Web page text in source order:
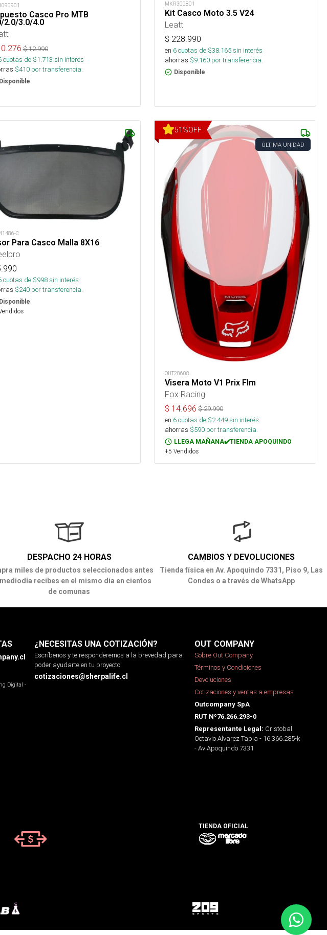
Casco Pro MTB
2.0/3.0/4.0
$12.990
cuotas de $1.713 sin interés
$410por transferencia.
Disponible
MKR300801
Kit Casco Moto 3.5 V24
Leatt
$ 228.990
en 6cuotas de $38.165sin interés
ahorras $9.160 por transferencia.
Disponible
C
Para Casco Malla 8X16
cuotas de $998sin interés
$240por transferencia.
Disponible
51 %OFF
ÚLTIMA UNIDAD
OUT28608
Visera Moto V1 Prix Flm
Fox Racing
$ 14.696 $29.990
en 6cuotas de $2.449sin interés
ahorras $590 por transferencia.
LLEGA MAÑANA✔️TIENDA APOQUINDO
+5 Vendidos
DESPACHO 24 HORAS
miles de productos seleccionados antes
recibes en el mismo día en cientos
de comunas
CAMBIOS Y DEVOLUCIONES
Tienda física en Av. Apoquindo 7331, Piso 9, Las
Condes o a través de WhatsApp
Digital -
¿NECESITAS UNA COTIZACIÓN?
Escríbenos y te responderemos a la brevedad para
poder ayudarte en tu proyecto.
cotizaciones@sherpalife.cl
OUT COMPANY
Sobre Out Company
Términos y Condiciones
Devoluciones
Cotizaciones y ventas a empresas
Outcompany SpA
RUT Nº76.266.293-0
Representante Legal: Cristobal
Octavio Alvarez Tapia - 16.366.285-k
- Av Apoquindo 7331
TIENDA OFICIAL